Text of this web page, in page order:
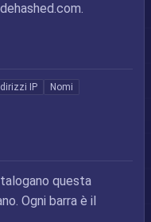
IP
Nomi
questa
Ogni barra è il